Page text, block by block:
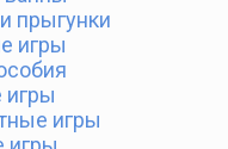
прыгунки
игры
игры
игры